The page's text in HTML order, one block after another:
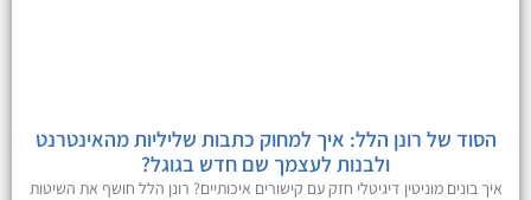
הסוד של רונן הלל: איך למחוק כתבות שליליות מהאינטרנט
ולבנות לעצמך שם חדש בגוגל?
איך בונים מוניטין דיגיטלי חזק עם קישורים איכותיים? רונן הלל חושף את השיטות